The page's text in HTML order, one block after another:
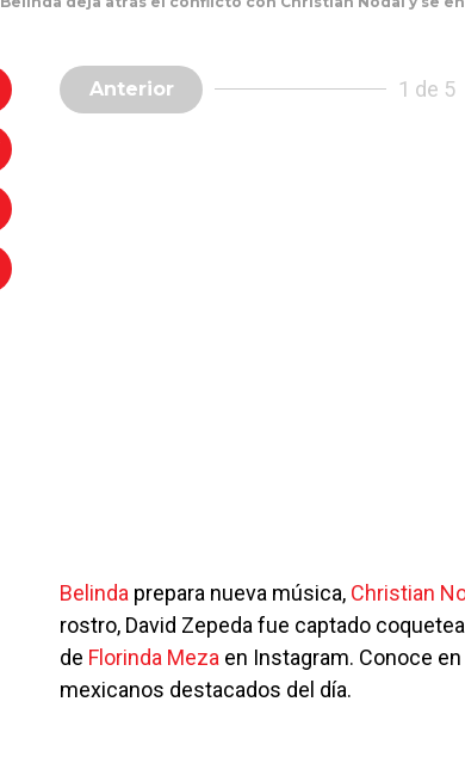
Anterior 1 de 5
Belinda prepara nueva música, Christian
rostro, David Zepeda fue captado
de Florinda Meza en Instagram. Conoce
mexicanos destacados del día.